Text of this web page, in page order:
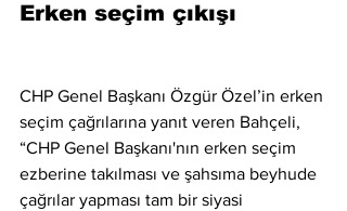
Erken seçim çıkışı
CHP Genel Başkanı Özgür Özel’in erken
seçim çağrılarına yanıt veren Bahçeli,
“CHP Genel Başkanı'nın erken seçim
ezberine takılması ve şahsıma beyhude
çağrılar yapması tam bir siyasi